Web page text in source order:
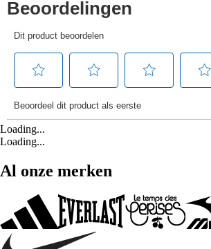
Loading...
Loading...
Al onze merken